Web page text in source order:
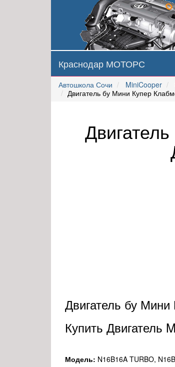
Краснодар МОТОРС
Автошкола Сочи MiniCooper
Двигатель бу Мини Купер
Двигатель бу
Купить Двигатель
Модель: N16B16A TURBO,